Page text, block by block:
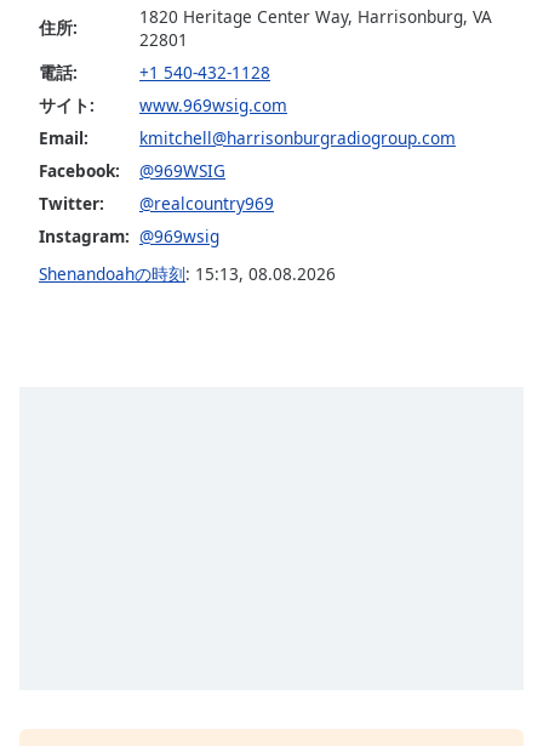
Family
Reset
Done
Close
Modal
Dialog
住所:
1820 Heritage Center Way, Harrisonburg, VA
22801
電話:
+1 540-432-1128
サイト:
www.969wsig.com
Email:
kmitchell@harrisonburgradiogroup.com
Facebook:
@969WSIG
Twitter:
@realcountry969
Instagram: @969wsig
Shenandoahの時刻: 15:13, 08.08.2026